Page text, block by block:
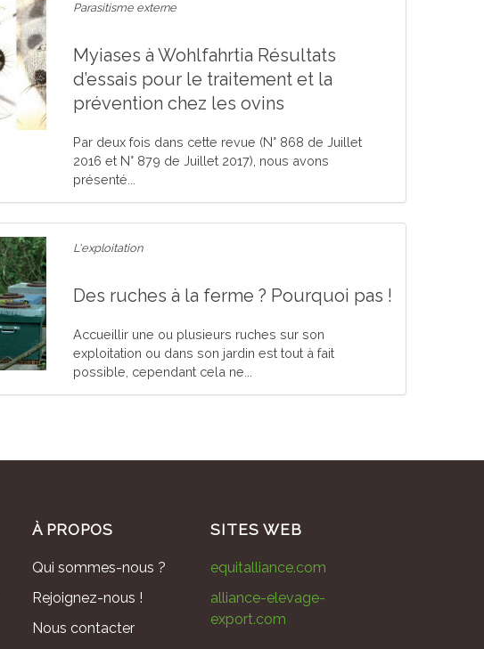
Parasitisme externe
Myiases à Wohlfahrtia Résultats
d’essais pour le traitement et la
prévention chez les ovins
Par deux fois dans cette revue (N° 868 de Juillet
2016 et N° 879 de Juillet 2017), nous avons
présenté...
L'exploitation
Des ruches à la ferme ? Pourquoi pas !
Accueillir une ou plusieurs ruches sur son
exploitation ou dans son jardin est tout à fait
possible, cependant cela ne...
À PROPOS
Qui sommes-nous ?
Rejoignez-nous !
Nous contacter
SITES WEB
equitalliance.com
alliance-elevage-
export.com